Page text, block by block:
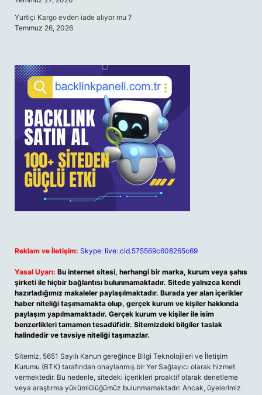
Yurtiçi Kargo evden iade alıyor mu ?
Temmuz 26, 2026
Reklam ve İletişim: Skype: live:.cid.575569c608265c69
Yasal Uyarı: Bu internet sitesi, herhangi bir marka, kurum veya şahıs
şirketi ile hiçbir bağlantısı bulunmamaktadır. Sitede yalnızca kendi
hazırladığımız makaleler paylaşılmaktadır. Burada yer alan içerikler
haber niteliği taşımamakta olup, gerçek kurum ve kişiler hakkında
paylaşım yapılmamaktadır. Gerçek kurum ve kişiler ile isim
benzerlikleri tamamen tesadüfidir. Sitemizdeki bilgiler taslak
halindedir ve tavsiye niteliği taşımazlar.
Sitemiz, 5651 Sayılı Kanun gereğince Bilgi Teknolojileri ve İletişim
Kurumu (BTK) tarafından onaylanmış bir Yer Sağlayıcı olarak hizmet
vermektedir. Bu nedenle, sitedeki içerikleri proaktif olarak denetleme
veya araştırma yükümlülüğümüz bulunmamaktadır. Ancak, üyelerimiz